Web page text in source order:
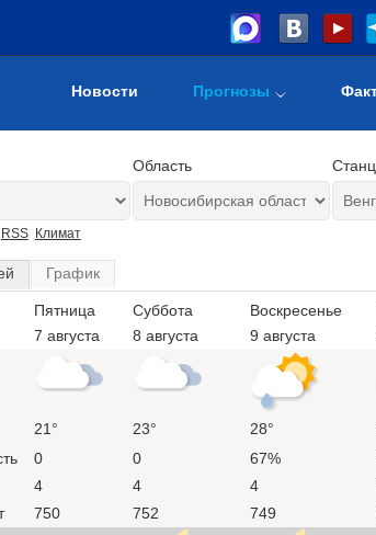
Новости Прогнозы
Область
RSS Климат
График
Пятница
7 августа
Суббота
8 августа
Воскресенье
9 августа
21° 23° 28°
0 0 67%
4 4 4
750 752 749